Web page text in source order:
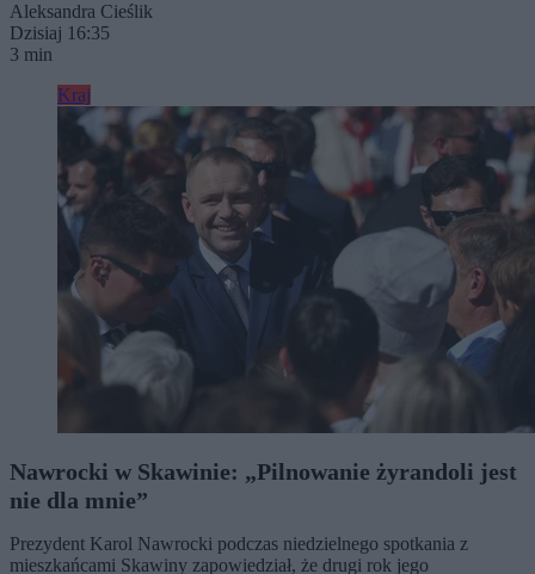
Aleksandra Cieślik
Dzisiaj 16:35
3 min
Kraj
Nawrocki w Skawinie: „Pilnowanie żyrandoli jest
nie dla mnie”
Prezydent Karol Nawrocki podczas niedzielnego spotkania z
mieszkańcami Skawiny zapowiedział, że drugi rok jego